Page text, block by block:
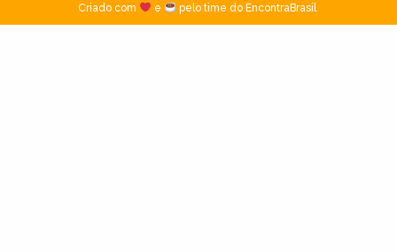
Criado com
e pelo time do EncontraBrasil